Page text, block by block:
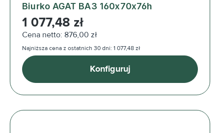
Biurko AGAT BA3 160x70x76h
Cena regularna:
1 077,48 zł
Cena netto: 876,00 zł
Najniższa cena z ostatnich 30 dni: 1 077,48 zł
Konfiguruj